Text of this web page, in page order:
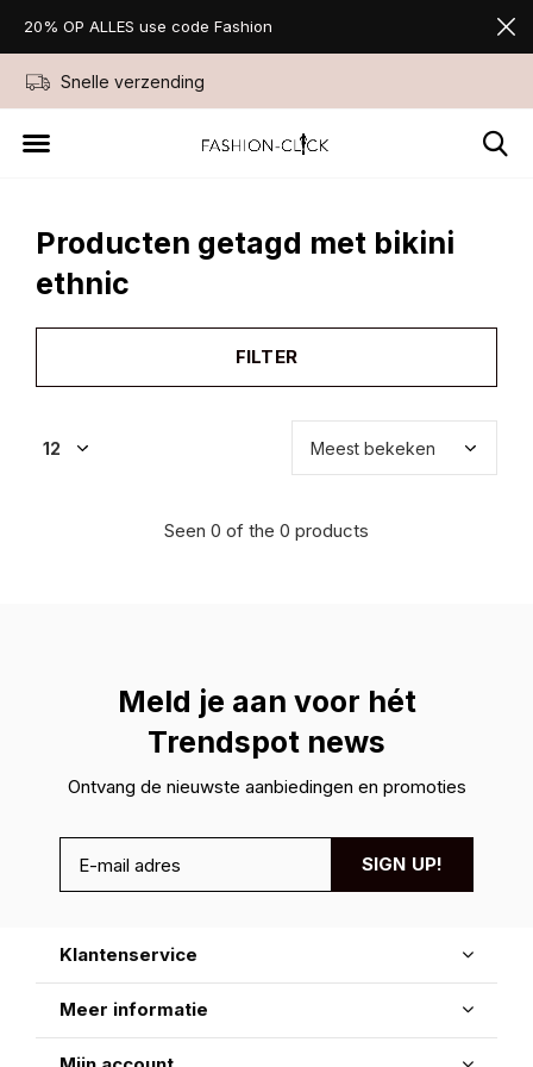
Snelle verzending
20% OP ALLES use code Fashion
Producten getagd met bikini
ethnic
FILTER
Seen 0 of the 0 products
Meld je aan voor hét
Trendspot news
Ontvang de nieuwste aanbiedingen en promoties
SIGN UP!
Klantenservice
Meer informatie